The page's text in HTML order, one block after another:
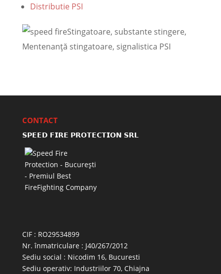
Distributie PSI
Stingatoare, substante stingere,
Mentenanţă stingatoare, signalistica PSI
CONTACT
𝗦𝗣𝗘𝗘𝗗 𝗙𝗜𝗥𝗘 𝗣𝗥𝗢𝗧𝗘𝗖𝗧𝗜𝗢𝗡 𝗦𝗥𝗟
CIF : RO29534899
Nr. înmatriculare : J40/267/2012
Sediu social : Nicodim 16, Bucuresti
Sediu operativ: Industriilor 70, Chiajna